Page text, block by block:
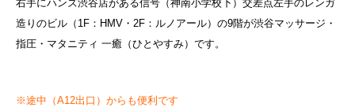
右手にハンズ渋谷店がある信号（神南小学校下）交差点左手のレンガ
造りのビル（1F：HMV・2F：ルノアール）の9階が渋谷マッサージ・
指圧・マタニティ 一癒（ひとやすみ）です。
※途中（A12出口）からも便利です